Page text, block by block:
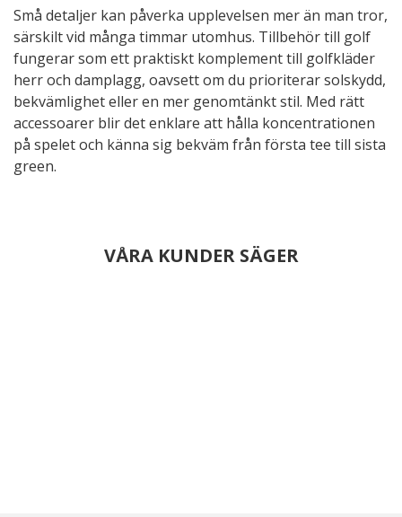
Små detaljer kan påverka upplevelsen mer än man tror,
särskilt vid många timmar utomhus. Tillbehör till golf
fungerar som ett praktiskt komplement till golfkläder
herr och damplagg, oavsett om du prioriterar solskydd,
bekvämlighet eller en mer genomtänkt stil. Med rätt
accessoarer blir det enklare att hålla koncentrationen
på spelet och känna sig bekväm från första tee till sista
green.
VÅRA KUNDER SÄGER